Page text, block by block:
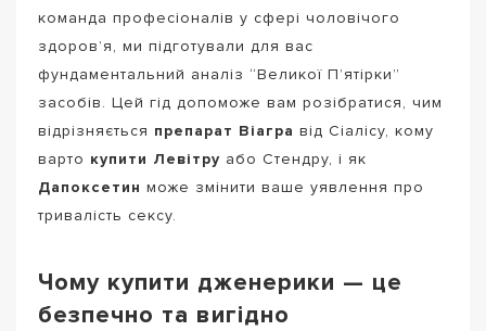
команда професіоналів у сфері чоловічого
здоров’я, ми підготували для вас
фундаментальний аналіз “Великої П’ятірки”
засобів. Цей гід допоможе вам розібратися, чим
відрізняється препарат Віагра від Сіалісу, кому
варто купити Левітру або Стендру, і як
Дапоксетин може змінити ваше уявлення про
тривалість сексу.
Чому купити дженерики — це
безпечно та вигідно